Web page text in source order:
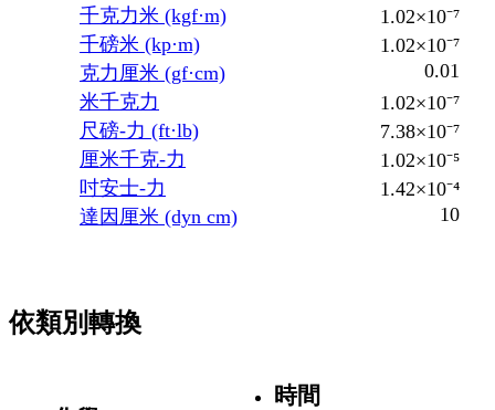
千克力米 (kgf·m)
1.02×10⁻⁷
千磅米 (kp·m)
1.02×10⁻⁷
克力厘米 (gf·cm)
0.01
米千克力
1.02×10⁻⁷
尺磅-力 (ft·lb)
7.38×10⁻⁷
厘米千克-力
1.02×10⁻⁵
吋安士-力
1.42×10⁻⁴
達因厘米 (dyn cm)
10
依類別轉換
時間